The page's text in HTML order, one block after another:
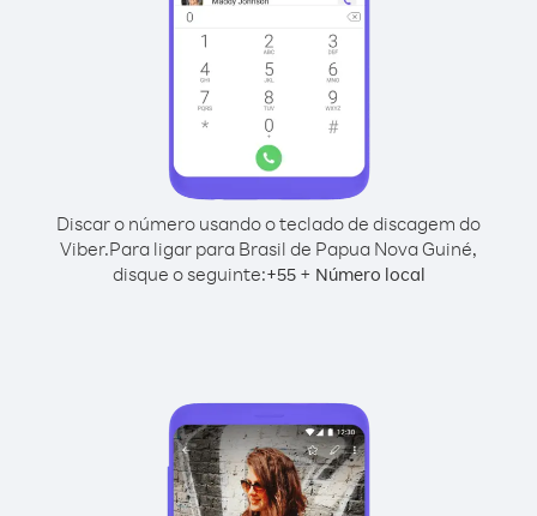
Discar o número usando o teclado de discagem do
Viber.Para ligar para Brasil de Papua Nova Guiné,
disque o seguinte:+55+ Número local